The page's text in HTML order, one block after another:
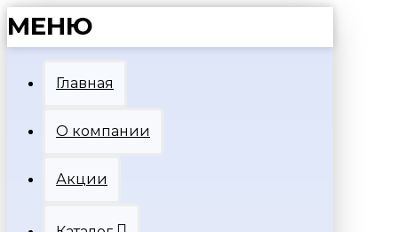
МЕНЮ
Главная
О компании
Акции